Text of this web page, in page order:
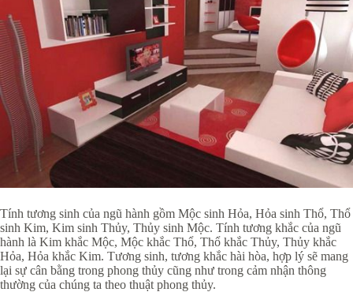
Tính tương sinh của ngũ hành gồm Mộc sinh Hỏa, Hỏa sinh Thổ, Thổ
sinh Kim, Kim sinh Thủy, Thủy sinh Mộc. Tính tương khắc của ngũ
hành là Kim khắc Mộc, Mộc khắc Thổ, Thổ khắc Thủy, Thủy khắc
Hỏa, Hỏa khắc Kim. Tương sinh, tương khắc hài hòa, hợp lý sẽ mang
lại sự cân bằng trong phong thủy cũng như trong cảm nhận thông
thường của chúng ta theo thuật phong thủy.